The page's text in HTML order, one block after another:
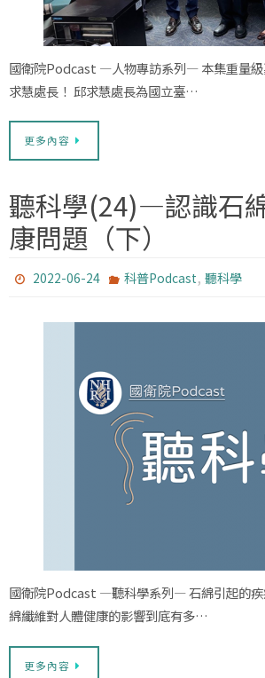
國衛院Podcast —人物專訪系列— 本集重量級
求慧處長！ 邱求慧處長為國立臺…
更多內容
聽科學(24)—認識石
康問題（下）
2022-06-24 科普Podcast, 聽科學
國衛院Podcast —聽科學系列— 石綿引起的疾
綿纖維對人體健康的影響到底有多…
更多內容